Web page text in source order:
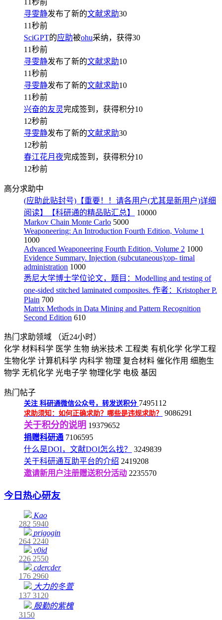
11秒前
寻雯静发布了新的文献求助30
11秒前
SciGPT的应助被ohu采纳，获得30
11秒前
寻雯静发布了新的文献求助10
11秒前
寻雯静发布了新的文献求助10
11秒前
兴奋的友灵完成签到，获得积分10
12秒前
寻雯静发布了新的文献求助30
12秒前
春江花月夜完成签到，获得积分10
12秒前
高分求助中
(应助此贴封号)【重要！！请各用户(尤其是新用户)详细
阅读】【科研通的精品贴汇总】
10000
Markov Chain Monte Carlo 5000
Weaponeering: An Introduction Fourth Edition, Volume 1
1000
Advanced Weaponeering Fourth Edition, Volume 2 1000
Evidence Summary. Injection (subcutaneous):op- timal
administration 1000
悉尼大学博士学位论文，题目：Modelling and testing of
one-sided stitched laminated composites. 作者：Kristopher P.
Plain 700
Matrix Methods in Data Mining and Pattern Recognition
Second Edition 610
热门求助领域
（近24小时）
化学 材料科学 医学 生物 纳米技术 工程类 有机化学 化学工程
生物化学 计算机科学 内科学 物理 复合材料 催化作用 细胞生
物学 无机化学 光电子学 物理化学 电极 基因
热门帖子
关注 科研通微信公众号，转发送积分 7495112
求助须知：如何正确求助？哪些是违规求助？ 9086291
关于积分的说明 19379652
捐赠科研通 7106595
什么是DOI，文献DOI怎么找？
3249839
关于科研通互助平台的介绍 2419208
邀请新用户注册赠送积分活动 2235570
今日热心研友
Kao
282 5940
prigogin
264 2240
v0id
226 2550
cdercder
176 2960
大力的冬萱
137 3120
殷勤的紫槐
3150